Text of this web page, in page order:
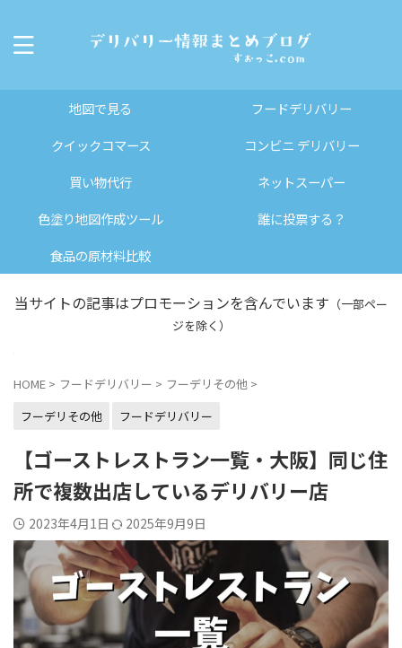
地図で見る
フードデリバリー
クイックコマース
コンビニ デリバリー
買い物代行
ネットスーパー
色塗り地図作成ツール
誰に投票する？
食品の原材料比較
当サイトの記事はプロモーションを含んでいます （一部ペー
ジを除く）
HOME > フードデリバリー > フーデリその他 >
フーデリその他
フードデリバリー
【ゴーストレストラン一覧・大阪】同じ住
所で複数出店しているデリバリー店
2023年4月1日 2025年9月9日